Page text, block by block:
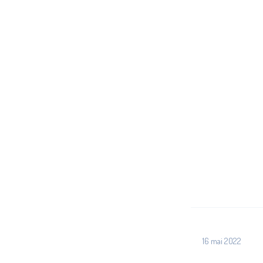
16 mai 2022